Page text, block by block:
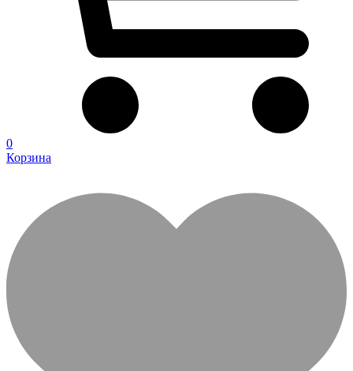
0
Корзина